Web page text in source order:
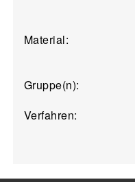
Material:
Gruppe(n):
Verfahren: